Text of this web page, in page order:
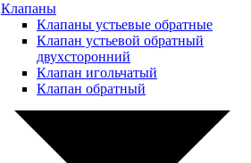
Клапаны
Клапаны устьевые обратные
Клапан устьевой обратный
двухсторонний
Клапан игольчатый
Клапан обратный